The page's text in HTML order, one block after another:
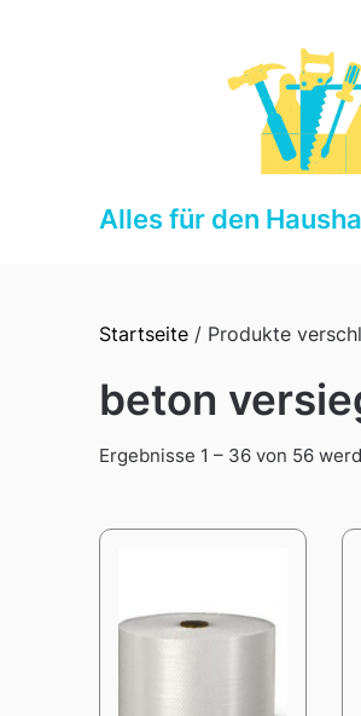
Alles für den
Startseite / Produkte
beton
Ergebnisse 1 – 36 von 56